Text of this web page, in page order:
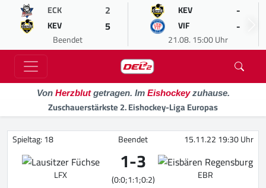
ECK 2
KEV 5
Beendet
KEV -
VIF -
21.08. 15:00 Uhr
Von Herzblutgetragen. Im Eishockeyzuhause.
Zuschauerstärkste 2. Eishockey-Liga Europas
Spieltag: 18 Beendet 15.11.22 19:30 Uhr
LFX 1-3
(0:0;1:1;0:2)
EBR